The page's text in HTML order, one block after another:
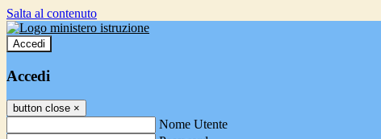
Salta al contenuto
Accedi
Accedi
button close ×
Nome Utente